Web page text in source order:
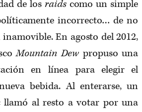
de los raidscomo un simple
incorrecto… de no
En agosto del 2012,
Mountain Dew propuso una
en línea para elegir el
bebida. Al enterarse, un
llamó al resto a votar por una